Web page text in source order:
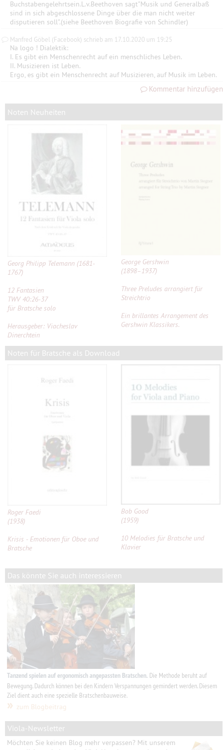
Buchstabengelehrtsein.L.v.Beethoven sagt"Musik und Generalbaß
sind in sich abgeschlossene Dinge über die man nicht weiter
disputieren soll".(siehe Beethoven Biografie von Schindler)
Manfred Göbel (Facebook) schrieb am 17.10.2020 um 19:25
Na logo ! Dialektik:
I. Es gibt ein Menschenrecht auf ein menschliches Leben.
II. Musizieren ist Leben.
Ergo, es gibt ein Menschenrecht auf Musizieren, auf Musik im Leben.
Kommentar hinzufügen
Noten Neuheiten
Georg Philipp Telemann (1681-
1767)
12 Fantasien
TWV 40:26-37
für Bratsche solo
Herausgeber: Viacheslav
Dinerchtein
George Gershwin
(1898–1937)
Three Preludes arrangiert für
Streichtrio
Ein brillantes Arrangement des
Gershwin Klassikers.
Noten für Bratsche als Download
Roger Faedi
(1938)
Krisis - Emotionen für Oboe und
Bratsche
Bob Good
(1959)
10 Melodies für Bratsche und
Klavier
Das könnte Sie auch interessieren
Tanzend spielenauf ergonomisch angepassten Bratschen. Die Methode beruht auf
Bewegung. Dadurch können bei den Kindern Verspannungen gemindert werden. Diesem
Ziel dient auch eine spezielle Bratschenbauweise.
» zum Blogbeitrag
Viola-Newsletter
Möchten Sie keinen Blog mehr verpassen? Mit unserem